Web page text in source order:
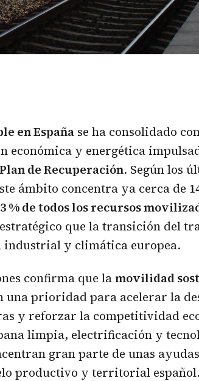
en España se ha consolidado
económica y energética
Plan de Recuperación. Según los
ámbito concentra ya cerca de
% de todos los recursos
que la transición del
industrial y climática europea.
confirma que lamovilidad
una prioridad para acelerar la
y reforzar la competitividad
limpia, electrificación y
gran parte de unas
productivo y territorial español.